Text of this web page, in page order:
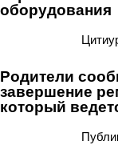
оборудования
Родители
завершение
который